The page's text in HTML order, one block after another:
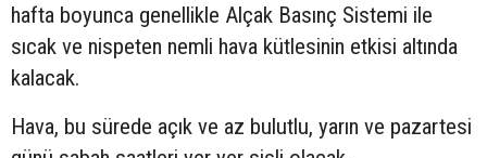
hafta boyunca genellikle Alçak Basınç Sistemi ile
sıcak ve nispeten nemli hava kütlesinin etkisi altında
kalacak.
Hava, bu sürede açık ve az bulutlu, yarın ve pazartesi